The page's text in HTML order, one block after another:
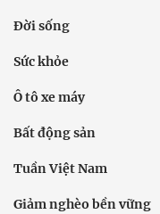
Đời sống
Sức khỏe
Ô tô xe máy
Bất động sản
Tuần Việt Nam
Giảm nghèo bền vững